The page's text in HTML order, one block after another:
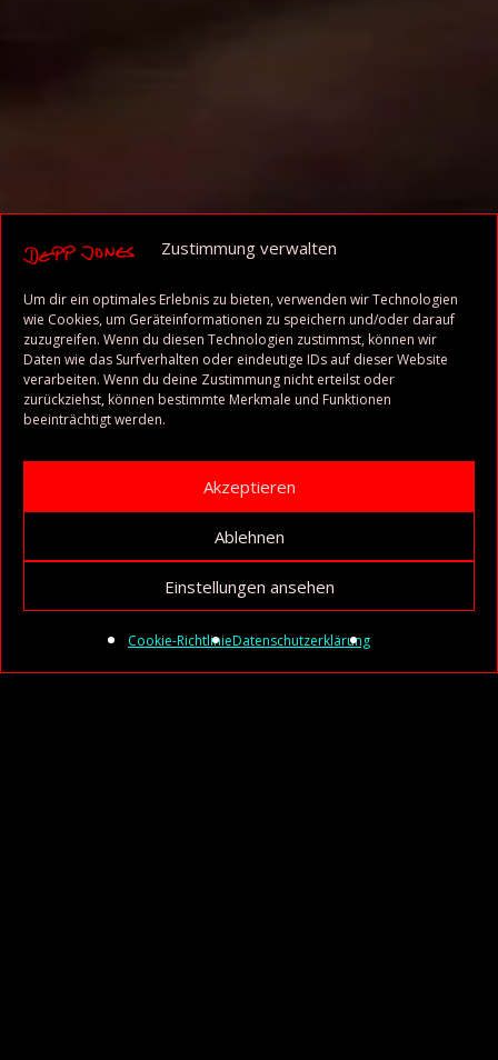
Zustimmung verwalten
Um dir ein optimales Erlebnis zu bieten, verwenden wir Technologien
wie Cookies, um Geräteinformationen zu speichern und/oder darauf
zuzugreifen. Wenn du diesen Technologien zustimmst, können wir
Daten wie das Surfverhalten oder eindeutige IDs auf dieser Website
verarbeiten. Wenn du deine Zustimmung nicht erteilst oder
zurückziehst, können bestimmte Merkmale und Funktionen
beeinträchtigt werden.
Akzeptieren
Ablehnen
Einstellungen ansehen
Cookie-RichtlinieDatenschutzerklärung